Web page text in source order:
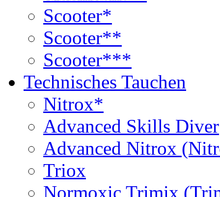
Scooter*
Scooter**
Scooter***
Technisches Tauchen
Nitrox*
Advanced Skills Diver
Advanced Nitrox
Triox
Normoxic Trimix